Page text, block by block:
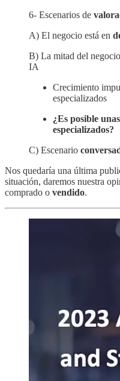
6- Escenarios de
A) El negocio está en
B) La mitad del
IA
Crecimiento
especializados
¿Es posible
especializados?
C) Escenario
Nos quedaría una última
situación, daremos nuestra
comprado o vendido.